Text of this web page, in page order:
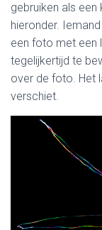
gebruiken als
hieronder.
een foto met een
tegelijkertijd te
over de foto. Het
verschiet.